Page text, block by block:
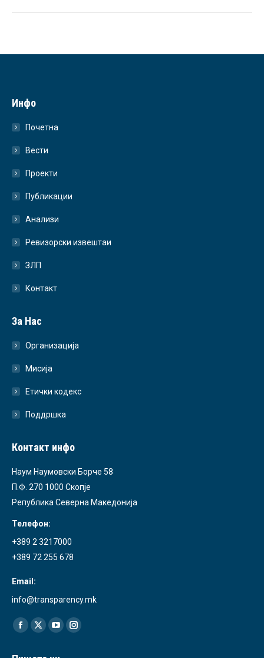
Инфо
Почетна
Вести
Проекти
Публикации
Анализи
Ревизорски извештаи
ЗЛП
Контакт
За Нас
Организација
Мисија
Етички кодекс
Поддршка
Контакт инфо
Наум Наумовски Борче 58
П.Ф. 270 1000 Скопје
Република Северна Македонија
Телефон:
+389 2 3217000
+389 72 255 678
Email:
info@transparency.mk
Find us on:
Facebook
X
YouTubeInstagram